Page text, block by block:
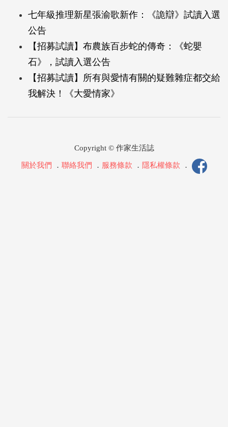
七年級推理新星張渝歌新作：《詭辯》試讀入選
公告
【招募試讀】布農族百步蛇的傳奇：《蛇嬰
石》，試讀入選公告
【招募試讀】所有與愛情有關的疑難雜症都交給
我解決！《大愛情家》
Copyright © 作家生活誌
關於我們 ． 聯絡我們 ． 服務條款 ． 隱私權條款 ．